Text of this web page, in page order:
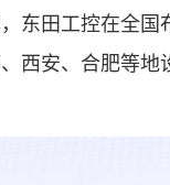
田工控在全国
西安、合肥等